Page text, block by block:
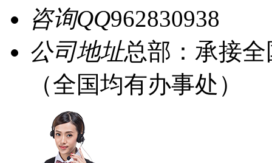
咨询QQ962830938
公司地址总部：承接
（全国均有办事处）